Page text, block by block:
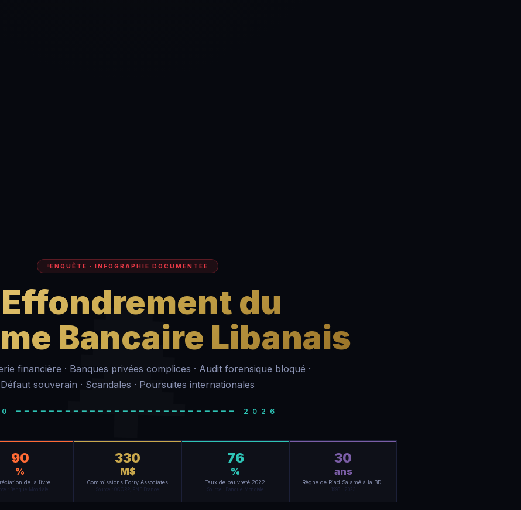
🌲
ENQUÊTE · INFOGRAPHIE DOCUMENTÉE
du
Bancaire Libanais
financière · Banques privées complices · Audit forensique bloqué ·
Défaut souverain · Scandales · Poursuites internationales
━━━━━━━━━━━━━━━━━━━━━━━━━━━ 2026
90
%
de la livre
: Banque Mondiale
330
M$
Commissions Forry Associates
Source : OCCRP, PNF France
76
%
Taux de pauvreté 2022
Source : Banque Mondiale
30
ans
Règne de Riad Salamé à la BDL
1993 – 2023